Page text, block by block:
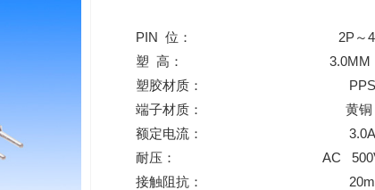
PIN 位：
2P～
塑 高：
3.0MM
塑胶材质：
PPS
端子材质：
黄铜
额定电流：
耐压：
AC 500V/
接触阻抗：
20mΩ